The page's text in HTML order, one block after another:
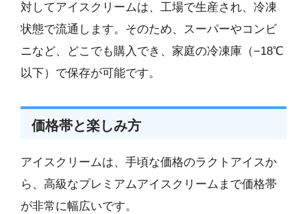
対してアイスクリームは、工場で生産され、冷凍
状態で流通します。そのため、スーパーやコンビ
ニなど、どこでも購入でき、家庭の冷凍庫（−18℃
以下）で保存が可能です。
価格帯と楽しみ方
アイスクリームは、手頃な価格のラクトアイスか
ら、高級なプレミアムアイスクリームまで価格帯
が非常に幅広いです。